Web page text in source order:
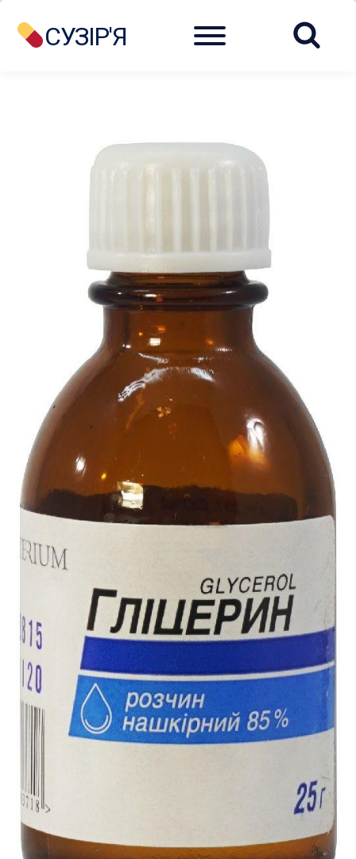
СУЗІР'Я Menu